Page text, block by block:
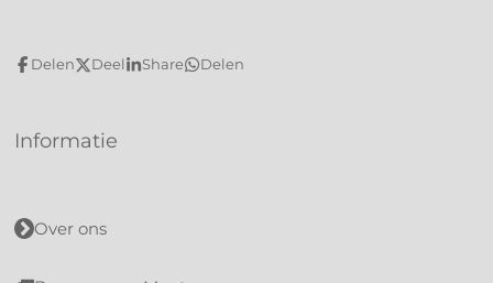
Delen Deel Share Delen
Informatie
Over ons